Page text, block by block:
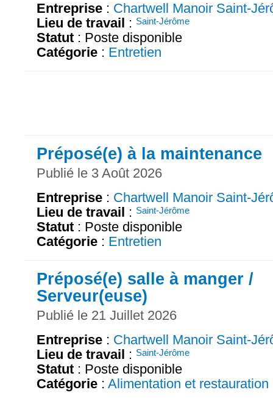
Entreprise : Chartwell Manoir Saint-
Lieu de travail : Saint-Jérôme
Statut : Poste disponible
Catégorie : Entretien
Préposé(e) à la maintenance
Publié le 3 Août 2026
Entreprise : Chartwell Manoir Saint-
Lieu de travail : Saint-Jérôme
Statut : Poste disponible
Catégorie : Entretien
Préposé(e) salle à manger /
Serveur(euse)
Publié le 21 Juillet 2026
Entreprise : Chartwell Manoir Saint-
Lieu de travail : Saint-Jérôme
Statut : Poste disponible
Catégorie : Alimentation et restauration